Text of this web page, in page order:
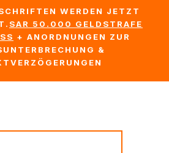
WERDEN JETZT
SAR 50.000 GELDSTRAFE
+ ANORDNUNGEN ZUR
&